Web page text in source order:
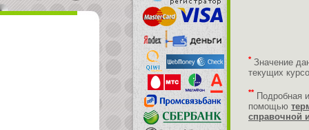
* Значение
текущих
** Подробная
помощью
справочной